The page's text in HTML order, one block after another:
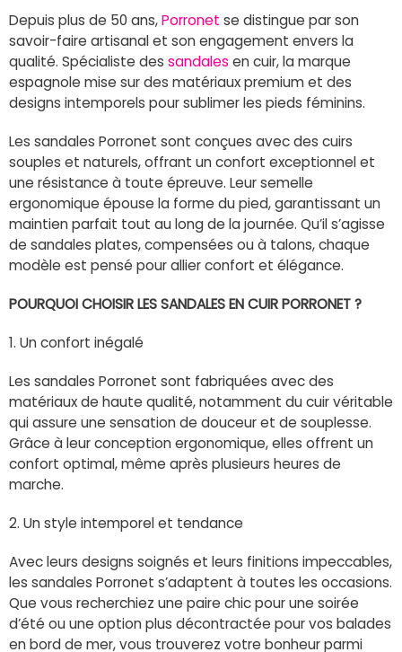
Depuis plus de 50 ans,Porronet se distingue par son
savoir-faire artisanal et son engagement envers la
qualité. Spécialiste des sandales en cuir, la marque
espagnole mise sur des matériaux premium et des
designs intemporels pour sublimer les pieds féminins.
Les sandales Porronet sont conçues avec des cuirs
souples et naturels, offrant un confort exceptionnel et
une résistance à toute épreuve. Leur semelle
ergonomique épouse la forme du pied, garantissant un
maintien parfait tout au long de la journée. Qu’il s’agisse
de sandales plates, compensées ou à talons, chaque
modèle est pensé pour allier confort et élégance.
POURQUOI CHOISIR LES SANDALES EN CUIR PORRONET ?
1. Un confort inégalé
Les sandales Porronet sont fabriquées avec des
matériaux de haute qualité, notamment du cuir véritable
qui assure une sensation de douceur et de souplesse.
Grâce à leur conception ergonomique, elles offrent un
confort optimal, même après plusieurs heures de
marche.
2. Un style intemporel et tendance
Avec leurs designs soignés et leurs finitions impeccables,
les sandales Porronet s’adaptent à toutes les occasions.
Que vous recherchiez une paire chic pour une soirée
d’été ou une option plus décontractée pour vos balades
en bord de mer, vous trouverez votre bonheur parmi